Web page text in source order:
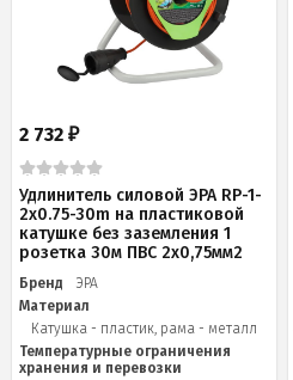
2 732 ₽
Удлинитель силовой ЭРА RP-1-
2x0.75-30m на пластиковой
катушке без заземления 1
розетка 30м ПВС 2х0,75мм2
Бренд
ЭРА
Материал
Катушка - пластик, рама - металл
Температурные ограничения
хранения и перевозки